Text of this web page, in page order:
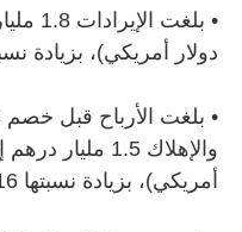
•
دولار أمريكي)، بزيادة نسبتها 15% على
• بلغت الأرباح قبل خصم
أمريكي)، بزيادة نسبتها 16%